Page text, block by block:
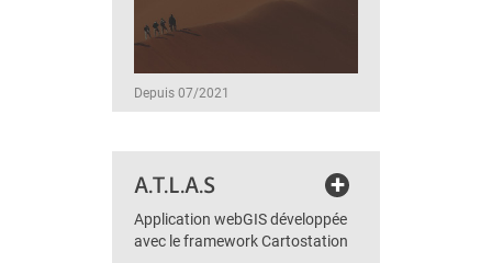
Depuis 07/2021
A.T.L.A.S +
Application webGIS développée
avec le framework Cartostation